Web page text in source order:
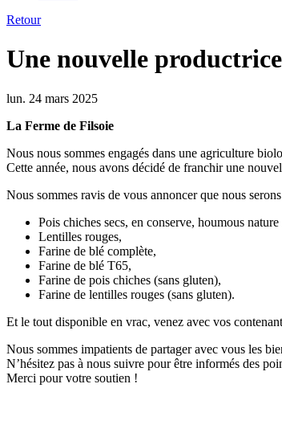
Retour
Une nouvelle
lun. 24 mars 2025
La Ferme de Filsoie
Nous nous sommes engagés dans une agriculture
Cette année, nous avons décidé de franchir une
Nous sommes ravis de vous annoncer que nous
Pois chiches secs, en conserve, houmous
Lentilles rouges,
Farine de blé complète,
Farine de blé T65,
Farine de pois chiches (sans gluten),
Farine de lentilles rouges (sans gluten).
Et le tout disponible en vrac, venez avec vos
Nous sommes impatients de partager avec vous les
N’hésitez pas à nous suivre pour être informés des
Merci pour votre soutien !